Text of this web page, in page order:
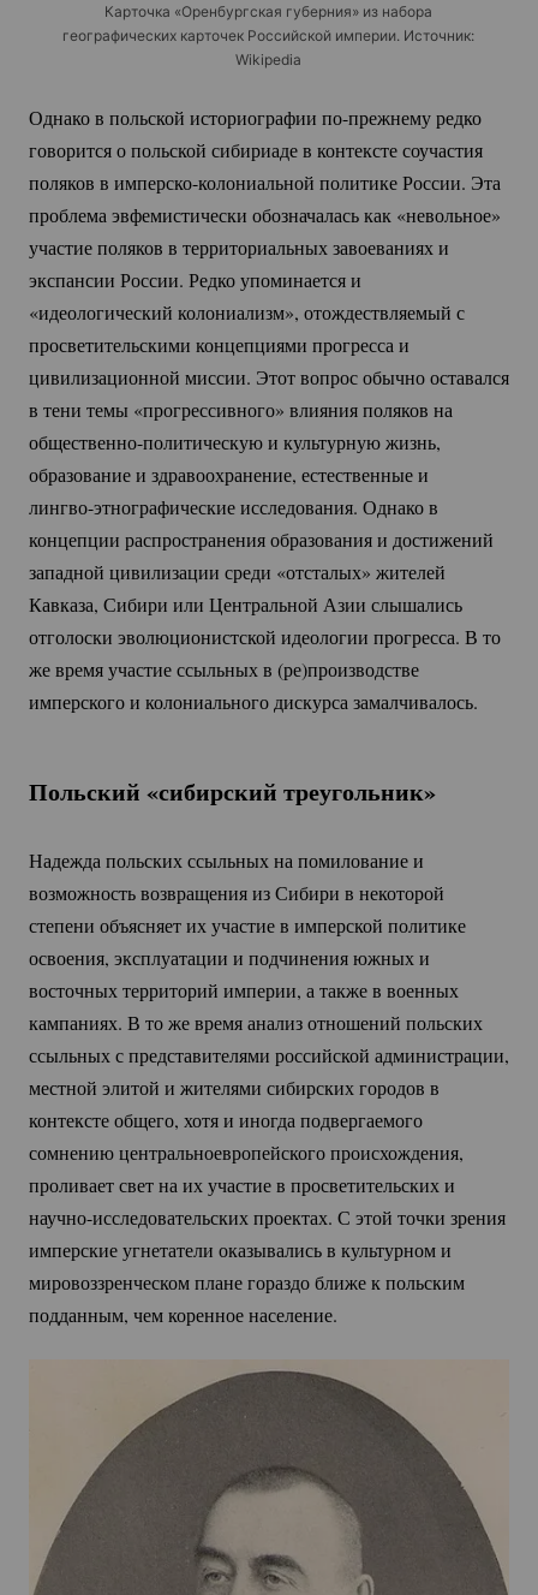
Карточка «Оренбургская губерния» из набора
географических карточек Российской империи. Источник:
Wikipedia
Однако в польской историографии по-прежнемуредко
говорится о польской сибириаде в контексте соучастия
поляков в имперско-колониальной политике России. Эта
проблема эвфемистически обозначалась как «невольное»
участие поляков в территориальных завоеваниях и
экспансии России. Редко упоминается и
«идеологический колониализм», отождествляемый с
просветительскими концепциями прогресса и
цивилизационной миссии. Этот вопрос обычно оставался
в тени темы «прогрессивного» влияния поляков на
общественно-политическуюи культурную жизнь,
образование и здравоохранение, естественные и
лингво-этнографическиеисследования. Однако в
концепции распространения образования и достижений
западной цивилизации среди «отсталых» жителей
Кавказа, Сибири или Центральной Азии слышались
отголоски эволюционистской идеологии прогресса. В то
же время участие ссыльных в (ре)производстве
имперского и колониального дискурса замалчивалось.
Польский «сибирский треугольник»
Надежда польских ссыльных на помилование и
возможность возвращения из Сибири в некоторой
степени объясняет их участие в имперской политике
освоения, эксплуатации и подчинения южных и
восточных территорий империи, а также в военных
кампаниях. В то же время анализ отношений польских
ссыльных с представителями российской администрации,
местной элитой и жителями сибирских городов в
контексте общего, хотя и иногда подвергаемого
сомнению центральноевропейского происхождения,
проливает свет на их участие в просветительских и
научно-исследовательскихпроектах. С этой точки зрения
имперские угнетатели оказывались в культурном и
мировоззренческом плане гораздо ближе к польским
подданным, чем коренное население.